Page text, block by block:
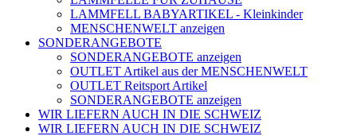
LAMMFELL BABYARTIKEL - Kleinkinder
MENSCHENWELT anzeigen
SONDERANGEBOTE
SONDERANGEBOTE anzeigen
OUTLET Artikel aus der MENSCHENWELT
OUTLET Reitsport Artikel
SONDERANGEBOTE anzeigen
WIR LIEFERN AUCH IN DIE SCHWEIZ
WIR LIEFERN AUCH IN DIE SCHWEIZ